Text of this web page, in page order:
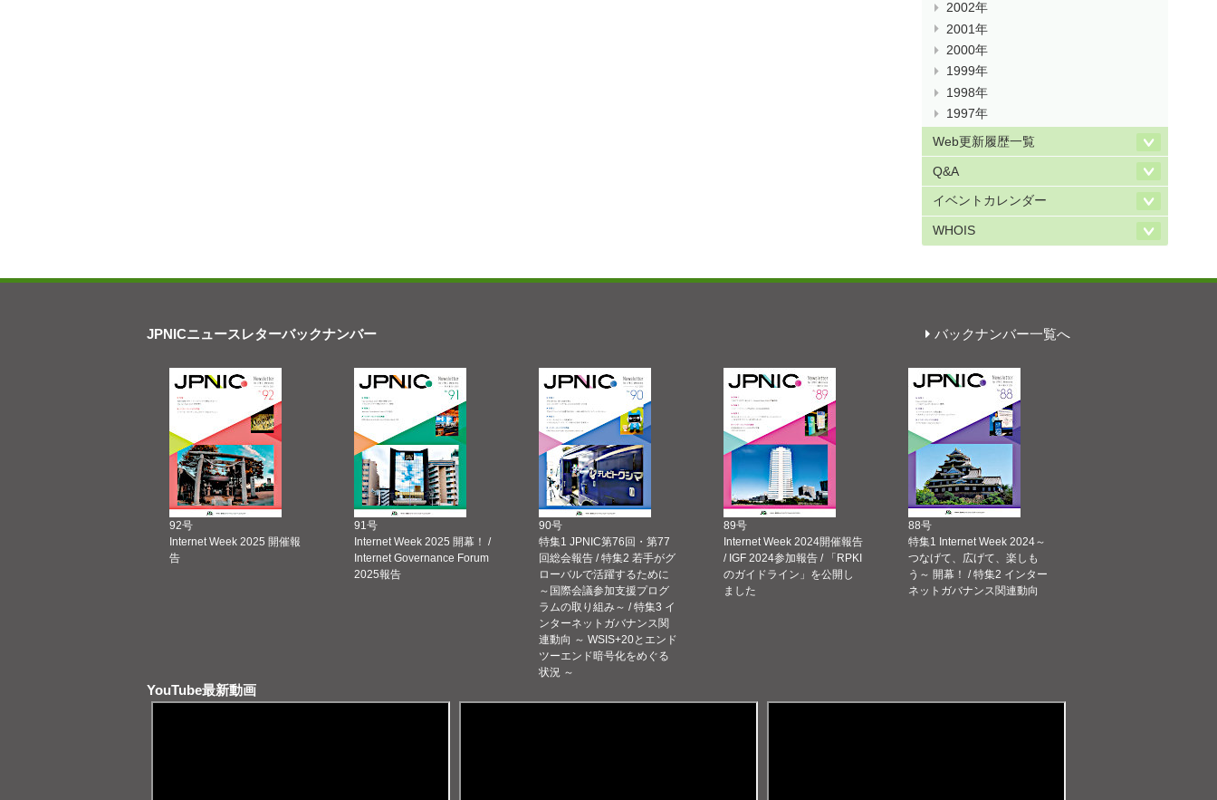
2002年
2001年
2000年
1999年
1998年
1997年
Web更新履歴一覧
Q&A
イベントカレンダー
WHOIS
JPNICニュースレターバックナンバー バックナンバー一覧へ
92号
Internet Week 2025 開催報
告
91号
Internet Week 2025 開幕！ /
Internet Governance Forum
2025報告
90号
特集1 JPNIC第76回・第77
回総会報告 / 特集2 若手がグ
ローバルで活躍するために
～国際会議参加支援プログ
ラムの取り組み～ / 特集3 イ
ンターネットガバナンス関
連動向 ～ WSIS+20とエンド
ツーエンド暗号化をめぐる
状況 ～
89号
Internet Week 2024開催報告
/ IGF 2024参加報告 / 「RPKI
のガイドライン」を公開し
ました
88号
特集1 Internet Week 2024～
つなげて、広げて、楽しも
う～ 開幕！ / 特集2 インター
ネットガバナンス関連動向
YouTube最新動画